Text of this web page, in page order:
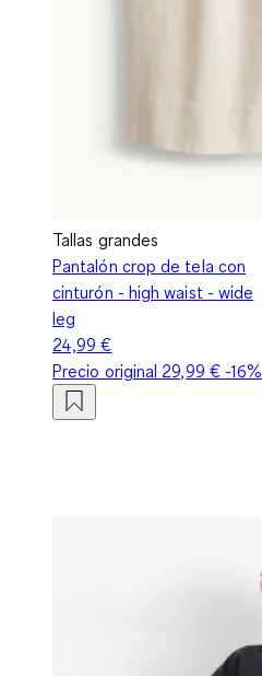
Tallas grandes
Pantalón crop de tela con
cinturón - high waist - wide
leg
24,99 €
Precio original 29,99 €-16%